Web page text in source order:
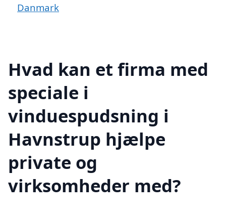
Danmark
Hvad kan et firma med
speciale i
vinduespudsning i
Havnstrup hjælpe
private og
virksomheder med?